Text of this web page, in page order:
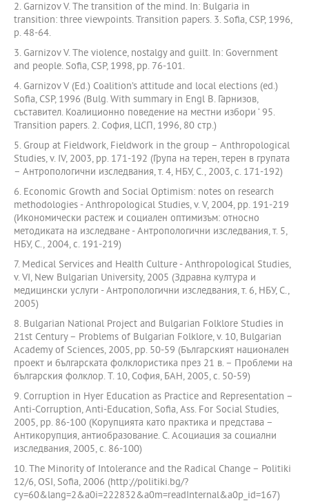
2. Garnizov V. The transition of the mind. In: Bulgaria in
transition: three viewpoints. Transition papers. 3. Sofia, CSP, 1996,
p. 48-64.
3. Garnizov V. The violence, nostalgy and guilt. In: Government
and people. Sofia, CSP, 1998, pp. 76-101.
4. Garnizov V (Ed.) Coalition’s attitude and local elections (ed.)
Sofia, CSP, 1996 (Bulg. With summary in Engl В. Гарнизов,
съставител. Коалиционно поведение на местни избори ‘ 95.
Transition papers. 2. София, ЦСП, 1996, 80 стр.)
5. Group at Fieldwork, Fieldwork in the group – Anthropological
Studies, v. IV, 2003, pp. 171-192 (Група на терен, терен в групата
– Антропологични изследвания, т. 4, НБУ, С., 2003, с. 171-192)
6. Economic Growth and Social Optimism: notes on research
methodologies - Anthropological Studies, v. V, 2004, pp. 191-219
(Икономически растеж и социален оптимизъм: относно
методиката на изследване - Антропологични изследвания, т. 5,
НБУ, С., 2004, с. 191-219)
7. Medical Services and Health Culture - Anthropological Studies,
v. VI, New Bulgarian University, 2005 (Здравна култура и
медицински услуги - Антропологични изследвания, т. 6, НБУ, С.,
2005)
8. Bulgarian National Project and Bulgarian Folklore Studies in
21st Century – Problems of Bulgarian Folklore, v. 10, Bulgarian
Academy of Sciences, 2005, pp. 50-59 (Българският национален
проект и българската фолклористика през 21 в. – Проблеми на
българския фолклор. Т. 10, София, БАН, 2005, с. 50-59)
9. Corruption in Hyer Education as Practice and Representation –
Anti-Corruption, Anti-Education, Sofia, Ass. For Social Studies,
2005, pp. 86-100 (Корупцията като практика и представа –
Антикорупция, антиобразование. С. Асоциация за социални
изследвания, 2005, с. 86-100)
10. The Minority of Intolerance and the Radical Change – Politiki
12/6, OSI, Sofia, 2006 (http://politiki.bg/?
cy=60&lang=2&a0i=222832&a0m=readInternal&a0p_id=167)